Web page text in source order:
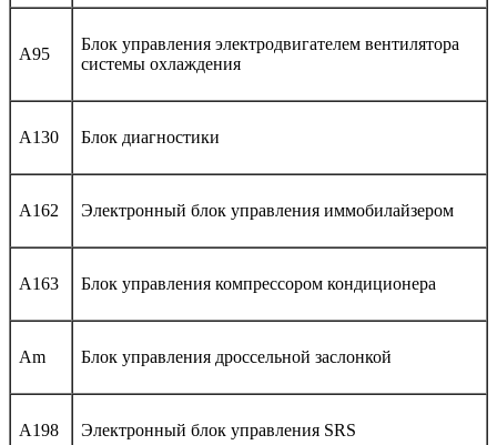
A95
Блок управления электродвигателем вентилятора
системы охлаждения
A130 Блок диагностики
A162 Электронный блок управления иммобилайзером
A163 Блок управления компрессором кондиционера
Am Блок управления дроссельной заслонкой
A198 Электронный блок управления SRS